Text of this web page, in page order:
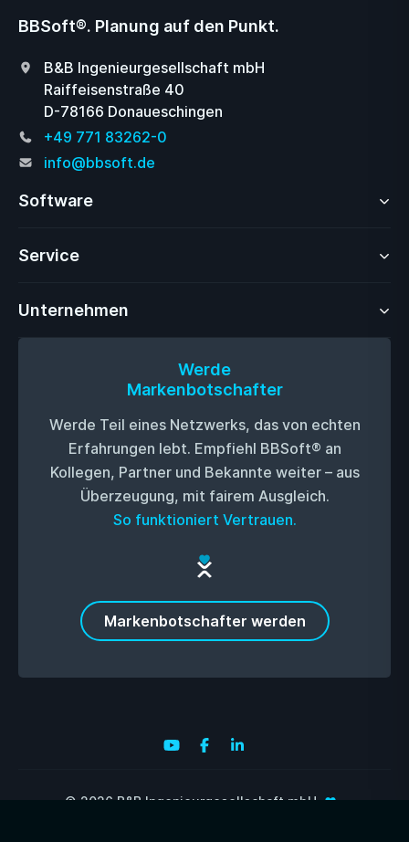
BBSoft®. Planung auf den Punkt.
B&B Ingenieurgesellschaft mbH
Raiffeisenstraße 40
D-78166 Donaueschingen
+49 771 83262-0
info@bbsoft.de
Software
Service
Unternehmen
Werde
Markenbotschafter
Werde Teil eines Netzwerks, das von echten
Erfahrungen lebt. Empfiehl BBSoft® an
Kollegen, Partner und Bekannte weiter – aus
Überzeugung, mit fairem Ausgleich.
So funktioniert Vertrauen.
Markenbotschafter werden
© 2026 B&B Ingenieurgesellschaft mbH